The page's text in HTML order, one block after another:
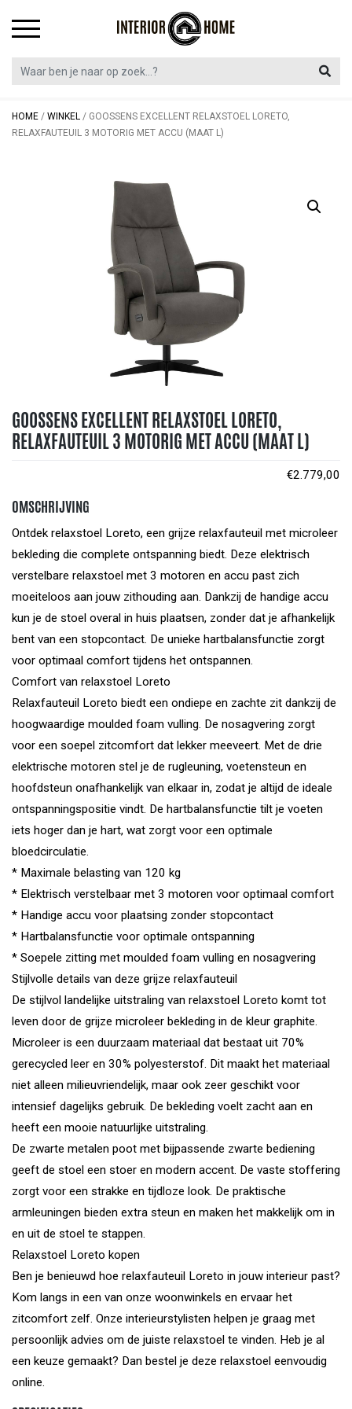
HOME / WINKEL / GOOSSENS EXCELLENT RELAXSTOEL LORETO,
RELAXFAUTEUIL 3 MOTORIG MET ACCU (MAAT L)
GOOSSENS EXCELLENT RELAXSTOEL LORETO,
RELAXFAUTEUIL 3 MOTORIG MET ACCU (MAAT L)
€2.779,00
OMSCHRIJVING
Ontdek relaxstoel Loreto, een grijze relaxfauteuil met microleer
bekleding die complete ontspanning biedt. Deze elektrisch
verstelbare relaxstoel met 3 motoren en accu past zich
moeiteloos aan jouw zithouding aan. Dankzij de handige accu
kun je de stoel overal in huis plaatsen, zonder dat je afhankelijk
bent van een stopcontact. De unieke hartbalansfunctie zorgt
voor optimaal comfort tijdens het ontspannen.
Comfort van relaxstoel Loreto
Relaxfauteuil Loreto biedt een ondiepe en zachte zit dankzij de
hoogwaardige moulded foam vulling. De nosagvering zorgt
voor een soepel zitcomfort dat lekker meeveert. Met de drie
elektrische motoren stel je de rugleuning, voetensteun en
hoofdsteun onafhankelijk van elkaar in, zodat je altijd de ideale
ontspanningspositie vindt. De hartbalansfunctie tilt je voeten
iets hoger dan je hart, wat zorgt voor een optimale
bloedcirculatie.
* Maximale belasting van 120 kg
* Elektrisch verstelbaar met 3 motoren voor optimaal comfort
* Handige accu voor plaatsing zonder stopcontact
* Hartbalansfunctie voor optimale ontspanning
* Soepele zitting met moulded foam vulling en nosagvering
Stijlvolle details van deze grijze relaxfauteuil
De stijlvol landelijke uitstraling van relaxstoel Loreto komt tot
leven door de grijze microleer bekleding in de kleur graphite.
Microleer is een duurzaam materiaal dat bestaat uit 70%
gerecycled leer en 30% polyesterstof. Dit maakt het materiaal
niet alleen milieuvriendelijk, maar ook zeer geschikt voor
intensief dagelijks gebruik. De bekleding voelt zacht aan en
heeft een mooie natuurlijke uitstraling.
De zwarte metalen poot met bijpassende zwarte bediening
geeft de stoel een stoer en modern accent. De vaste stoffering
zorgt voor een strakke en tijdloze look. De praktische
armleuningen bieden extra steun en maken het makkelijk om in
en uit de stoel te stappen.
Relaxstoel Loreto kopen
Ben je benieuwd hoe relaxfauteuil Loreto in jouw interieur past?
Kom langs in een van onze woonwinkels en ervaar het
zitcomfort zelf. Onze interieurstylisten helpen je graag met
persoonlijk advies om de juiste relaxstoel te vinden. Heb je al
een keuze gemaakt? Dan bestel je deze relaxstoel eenvoudig
online.